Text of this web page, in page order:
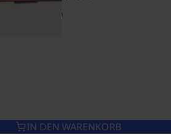
IN DEN WARENKORB